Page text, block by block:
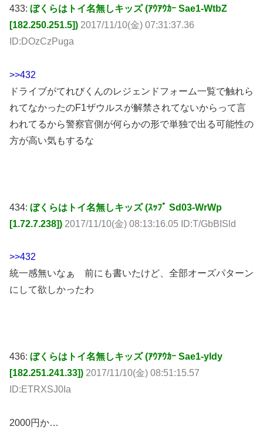
433: ぼくらはトイ名無しキッズ (ｱｳｱｳｶｰ Sae1-WtbZ
[182.250.251.5]) 2017/11/10(金) 07:31:37.36
ID:DOzCzPuga
>>432
ドライブがてれびくんのレジェンドフォーム一覧で触れら
れてなかったのF1ザウルスが解禁されてないからって言
われてるから警察官側が何らかの形で単独で出る可能性の
方が高い気もするな
434: ぼくらはトイ名無しキッズ (ｽｯﾌﾟ Sd03-WrWp
[1.72.7.238]) 2017/11/10(金) 08:13:16.05 ID:T/GbBISld
>>432
統一感無いなぁ 前にも書いたけど、全部オーズパターン
にして欲しかったわ
436: ぼくらはトイ名無しキッズ (ｱｳｱｳｶｰ Sae1-yldy
[182.251.241.33]) 2017/11/10(金) 08:51:15.57
ID:ETRXSJ0Ia
2000円か…